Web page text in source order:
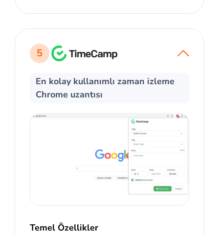
5
En kolay kullanımlı zaman izleme
Chrome uzantısı
Temel Özellikler